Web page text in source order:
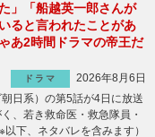
」「船越英一郎さんが
ると言われたことがあ
あ2時間ドラマの帝王だ
ドラマ
2026年8月6日
日系）の第5話が4日に放送
、若き救命医・救急隊員・
下、ネタバレを含みます）